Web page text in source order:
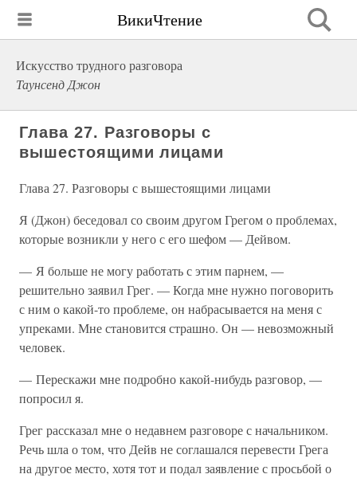
ВикиЧтение
Искусство трудного разговора
Таунсенд Джон
Глава 27. Разговоры с
вышестоящими лицами
Глава 27. Разговоры с вышестоящими лицами
Я (Джон) беседовал со своим другом Грегом о проблемах,
которые возникли у него с его шефом — Дейвом.
— Я больше не могу работать с этим парнем, —
решительно заявил Грег. — Когда мне нужно поговорить
с ним о какой-то проблеме, он набрасывается на меня с
упреками. Мне становится страшно. Он — невозможный
человек.
— Перескажи мне подробно какой-нибудь разговор, —
попросил я.
Грег рассказал мне о недавнем разговоре с начальником.
Речь шла о том, что Дейв не соглашался перевести Грега
на другое место, хотя тот и подал заявление с просьбой о